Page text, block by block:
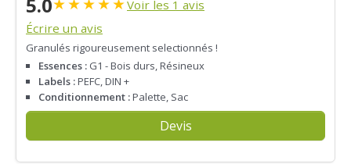
Voir les 1 avis
Écrire un avis
Granulés rigoureusement selectionnés !
Essences : G1 - Bois durs, Résineux
Labels :PEFC, DIN +
Conditionnement :Palette, Sac
Devis